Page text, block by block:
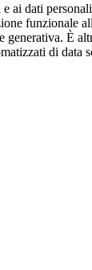
ai dati
funzionale
generativa. È
di data